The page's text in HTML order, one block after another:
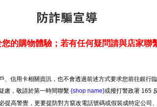
防詐騙宣導
的購物體驗；若有任何疑問請與店家聯
信用卡相關資訊，也不會透過前述方式要求您前往銀行臨
慮，敬請於第一時間聯繫 {shop name}或撥打警政署 165
高警覺，更要提防對方竄改電話號碼或假裝成特定公